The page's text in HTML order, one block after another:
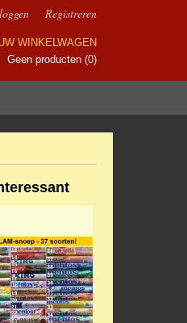
Registreren
WINKELWAGEN
Geen producten (0)